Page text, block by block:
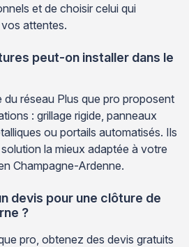
et de choisir celui qui
attentes.
peut-on installer dans le
du réseau Plus que pro proposent
: grillage rigide, panneaux
ou portails automatisés. Ils
la mieux adaptée à votre
Champagne-Ardenne.
devis pour une clôture de
?
pro, obtenez des devis gratuits